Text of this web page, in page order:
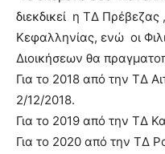
διεκδικεί η ΤΔ
Κεφαλληνίας, ενώ οι
Διοικήσεων θα
Για το 2018 από την ΤΔ
2/12/2018.
Για το 2019 από την ΤΔ
Για το 2020 από την ΤΔ